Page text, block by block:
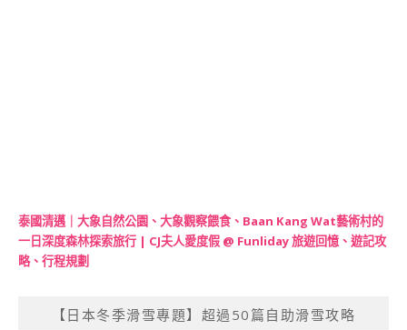
泰國清邁｜大象自然公園、大象觀察餵食、Baan Kang Wat藝術村的
一日深度森林探索旅行 | CJ夫人愛度假 @ Funliday 旅遊回憶、遊記攻
略、行程規劃
【日本冬季滑雪專題】超過50篇自助滑雪攻略